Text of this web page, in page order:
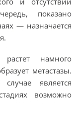
показано
— назначается
растет намного
метастазы.
является
возможно